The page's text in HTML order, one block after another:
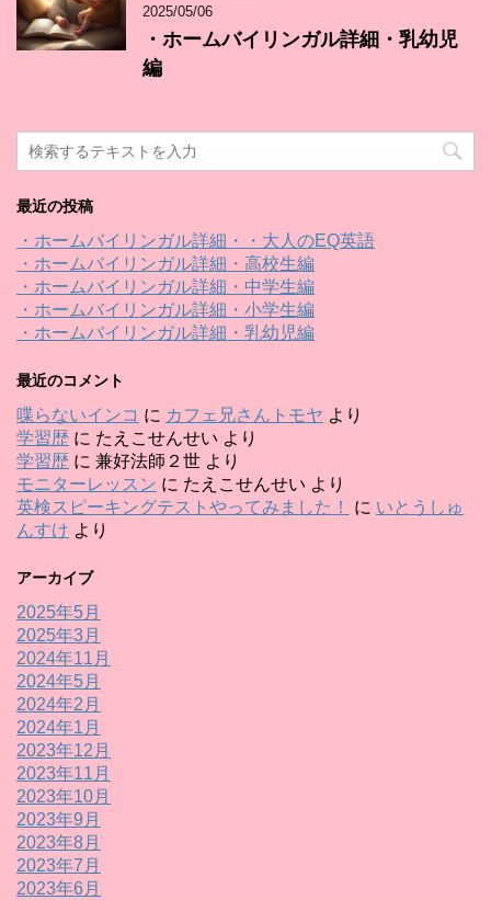
2025/05/06
・ホームバイリンガル詳細・乳幼児
編
最近の投稿
・ホームバイリンガル詳細・・大人のEQ英語
・ホームバイリンガル詳細・高校生編
・ホームバイリンガル詳細・中学生編
・ホームバイリンガル詳細・小学生編
・ホームバイリンガル詳細・乳幼児編
最近のコメント
喋らないインコ に カフェ兄さんトモヤ より
学習歴 に たえこせんせい より
学習歴 に 兼好法師２世 より
モニターレッスン に たえこせんせい より
英検スピーキングテストやってみました！
に いとうしゅ
んすけ より
アーカイブ
2025年5月
2025年3月
2024年11月
2024年5月
2024年2月
2024年1月
2023年12月
2023年11月
2023年10月
2023年9月
2023年8月
2023年7月
2023年6月